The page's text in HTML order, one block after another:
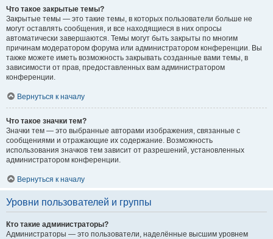
Что такое закрытые темы?
Закрытые темы — это такие темы, в которых пользователи больше не
могут оставлять сообщения, и все находящиеся в них опросы
автоматически завершаются. Темы могут быть закрыты по многим
причинам модератором форума или администратором конференции. Вы
также можете иметь возможность закрывать созданные вами темы, в
зависимости от прав, предоставленных вам администратором
конференции.
Вернуться к началу
Что такое значки тем?
Значки тем — это выбранные авторами изображения, связанные с
сообщениями и отражающие их содержание. Возможность
использования значков тем зависит от разрешений, установленных
администратором конференции.
Вернуться к началу
Уровни пользователей и группы
Кто такие администраторы?
Администраторы — это пользователи, наделённые высшим уровнем